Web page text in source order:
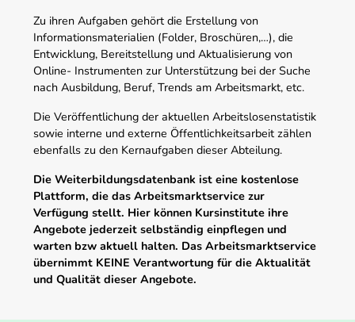
Zu ihren Aufgaben gehört die Erstellung von
Informationsmaterialien (Folder, Broschüren,…), die
Entwicklung, Bereitstellung und Aktualisierung von
Online- Instrumenten zur Unterstützung bei der Suche
nach Ausbildung, Beruf, Trends am Arbeitsmarkt, etc.
Die Veröffentlichung der aktuellen Arbeitslosenstatistik
sowie interne und externe Öffentlichkeitsarbeit zählen
ebenfalls zu den Kernaufgaben dieser Abteilung.
Die Weiterbildungsdatenbank ist eine kostenlose
Plattform, die das Arbeitsmarktservice zur
Verfügung stellt. Hier können Kursinstitute ihre
Angebote jederzeit selbständig einpflegen und
warten bzw aktuell halten. Das Arbeitsmarktservice
übernimmt KEINE Verantwortung für die Aktualität
und Qualität dieser Angebote.